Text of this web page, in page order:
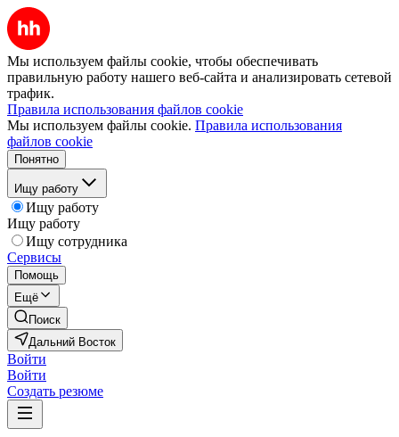
Мы используем файлы cookie, чтобы обеспечивать
правильную работу нашего веб-сайта и анализировать сетевой
трафик.
Правила использования файлов cookie
Мы используем файлы cookie. Правила использования
файлов cookie
Понятно
Ищу работу
Ищу работу
Ищу работу
Ищу сотрудника
Сервисы
Помощь
Ещё
Поиск
Дальний Восток
Войти
Войти
Создать резюме